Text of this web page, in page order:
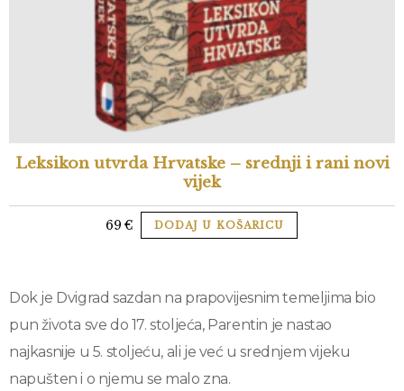
Leksikon utvrda Hrvatske – srednji i rani novi
vijek
69 € DODAJ U KOŠARICU
Dok je Dvigrad sazdan na prapovijesnim temeljima bio
pun života sve do 17. stoljeća, Parentin je nastao
najkasnije u 5. stoljeću, ali je već u srednjem vijeku
napušten i o njemu se malo zna.